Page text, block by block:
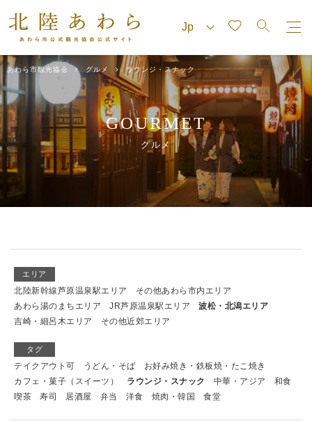
あわら市観光協会 グルメ ラウンジ・スナック
GOURMET
グルメ
エリア
北陸新幹線芦原温泉駅エリア
その他あわら市内エリア
あわら湯のまちエリア
JR芦原温泉駅エリア
波松・北潟エリア
吉崎・細呂木エリア
その他近郊エリア
タグ
テイクアウト可 うどん・そば
お好み焼き・鉄板焼・たこ焼き
カフェ・菓子（スイーツ）
ラウンジ・スナック 中華・アジア
和食
喫茶
寿司 居酒屋 弁当 洋食 焼肉・韓国 食堂